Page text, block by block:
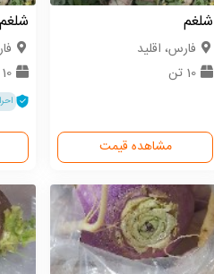
شلغم
فارس، اقلید
10 تن
مشاهده قیمت
شلغم
10 تن